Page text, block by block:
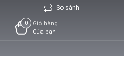
So sánh
0
Giỏ hàng
Của bạn